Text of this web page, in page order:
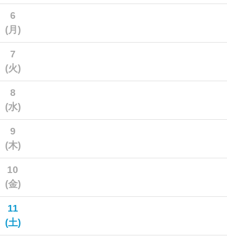
6
(月)
7
(火)
8
(水)
9
(木)
10
(金)
11
(土)